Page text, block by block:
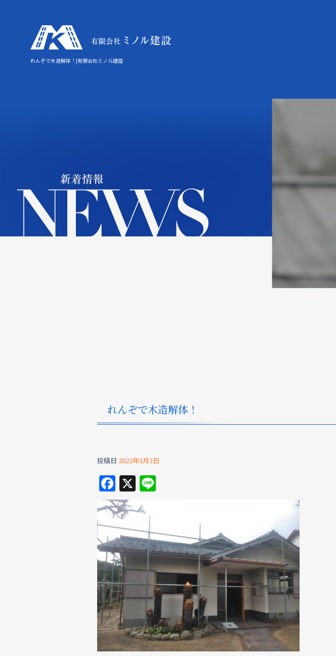
れんぞで木造解体！|有限会社ミノル建設
れんぞで木造解体！
投稿日 2022年3月3日
F
a
c
e
b
o
o
k
X